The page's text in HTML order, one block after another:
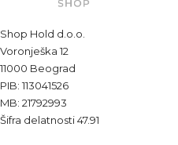
Shop Hold d.o.o.
Voronješka 12
11000 Beograd
PIB: 113041526
MB: 21792993
Šifra delatnosti 47.91